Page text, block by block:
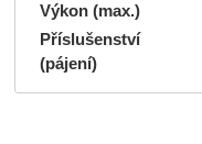
Výkon (max.)
Příslušenství
(pájení)